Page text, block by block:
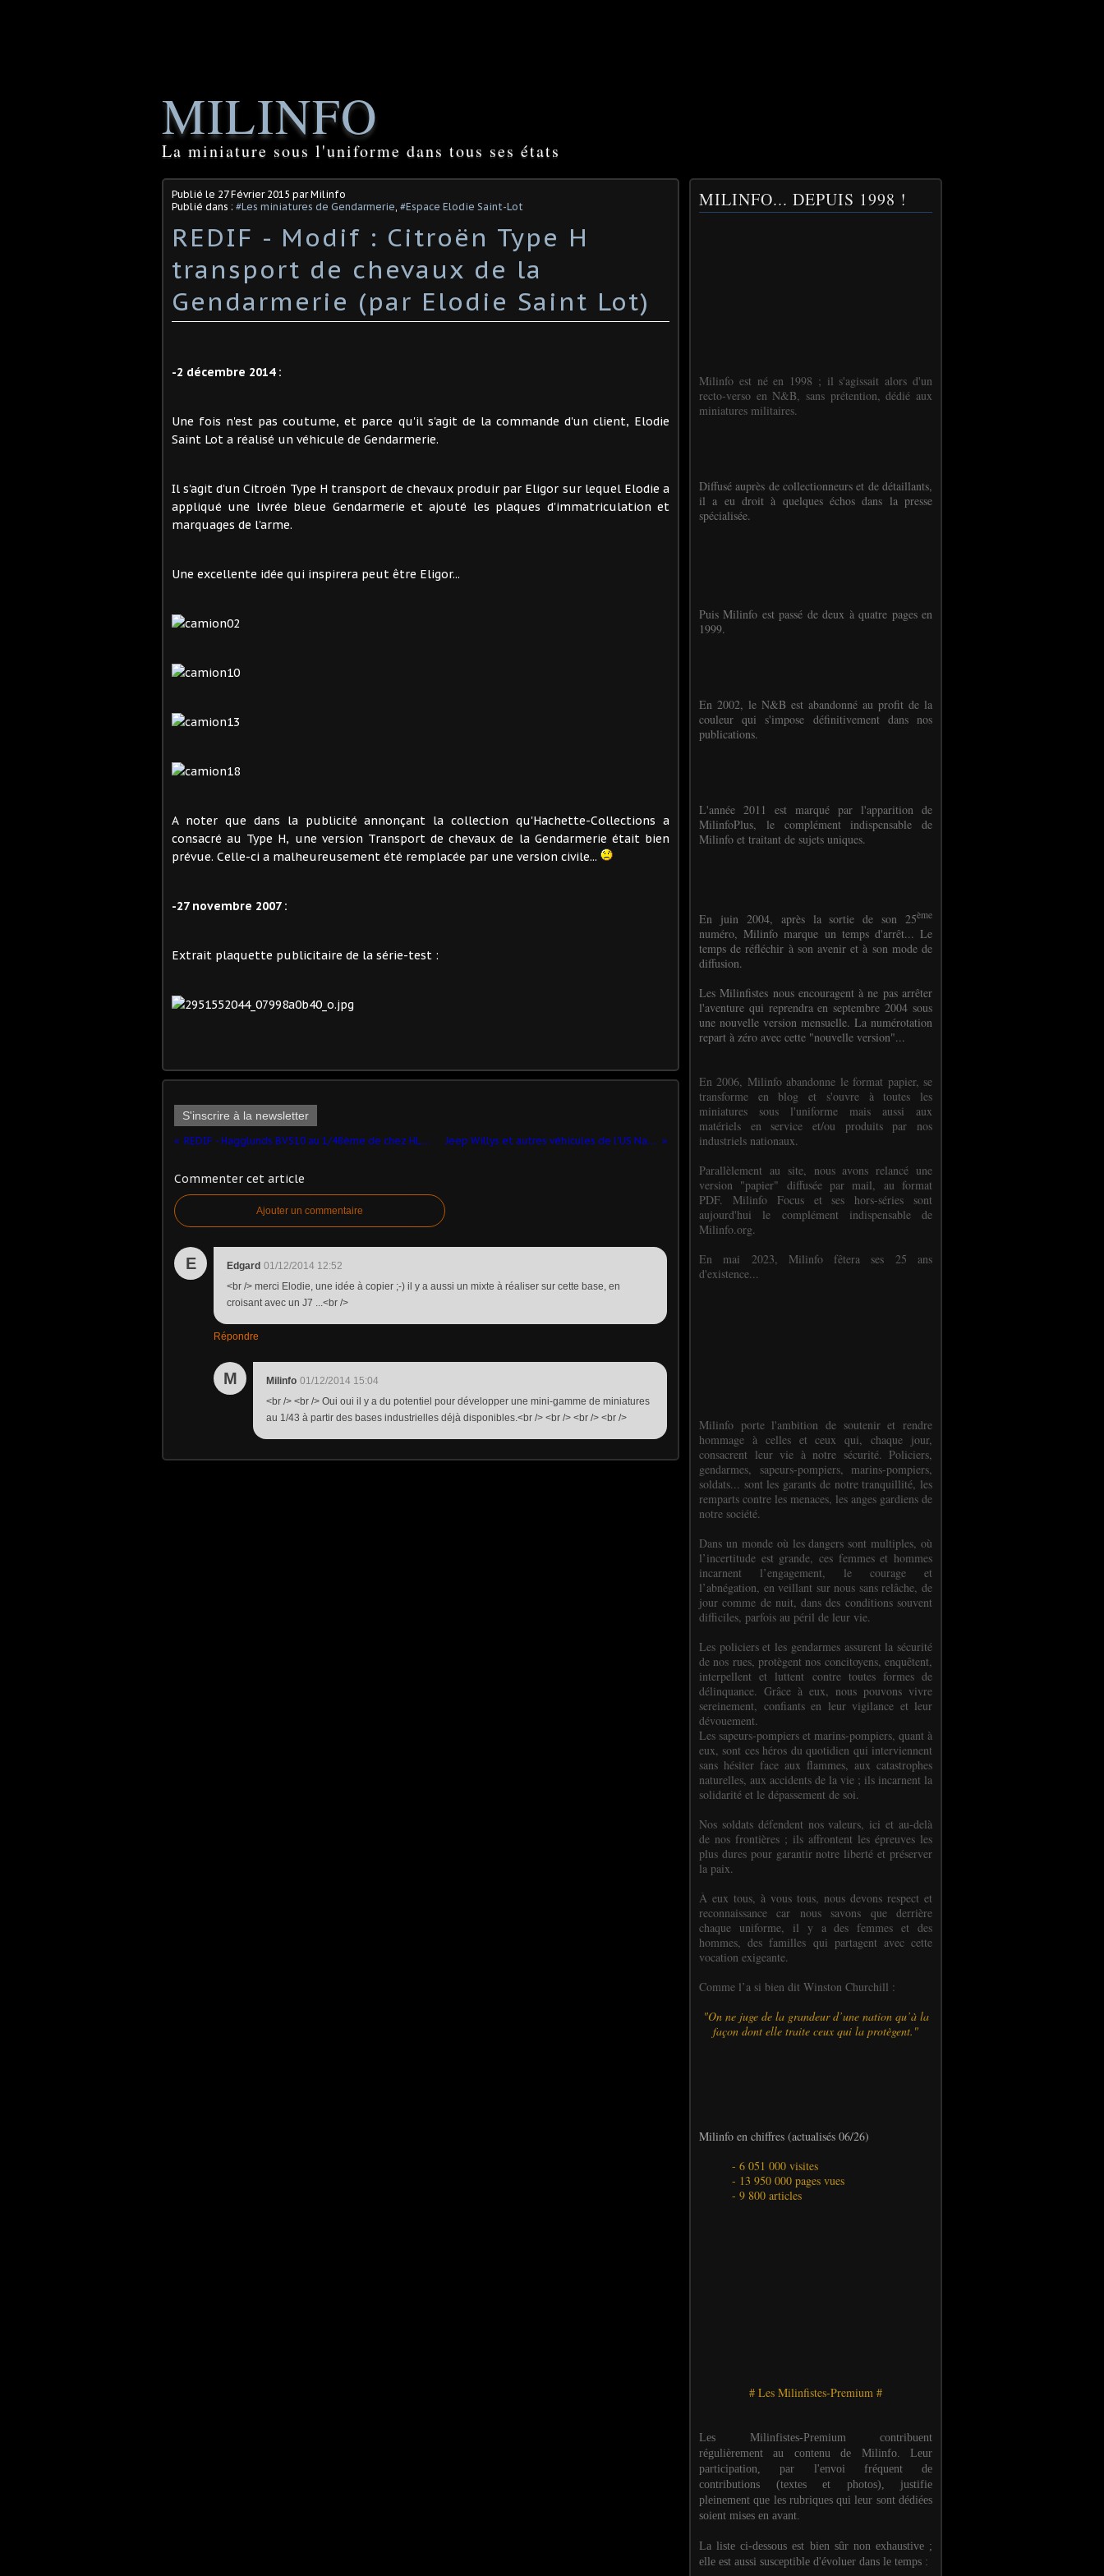
MILINFO
La miniature sous l'uniforme dans tous ses états
Publié le 27 Février 2015 par Milinfo
Publié dans : #Les miniatures de Gendarmerie, #Espace Elodie Saint-Lot
REDIF - Modif : Citroën Type H
transport de chevaux de la
Gendarmerie (par Elodie Saint Lot)
-2 décembre 2014 :
Une fois n'est pas coutume, et parce qu'il s'agit de la commande d'un client, Elodie
Saint Lot a réalisé un véhicule de Gendarmerie.
Il s'agit d'un Citroën Type H transport de chevaux produir par Eligor sur lequel Elodie a
appliqué une livrée bleue Gendarmerie et ajouté les plaques d'immatriculation et
marquages de l'arme.
Une excellente idée qui inspirera peut être Eligor...
A noter que dans la publicité annonçant la collection qu'Hachette-Collections a
consacré au Type H, une version Transport de chevaux de la Gendarmerie était bien
prévue. Celle-ci a malheureusement été remplacée par une version civile...
-27 novembre 2007 :
Extrait plaquette publicitaire de la série-test :
S'inscrire à la newsletter
REDIF - Hagglunds BVS10 au 1/48ème de chez HLBS (par Elodie Saint Lot et Yves) Jeep Willys et autres véhicules de l'US Navy au 1/48ème (par Robert)
Commenter cet article
Ajouter un commentaire
E Edgard 01/12/2014 12:52
<br /> merci Elodie, une idée à copier ;-) il y a aussi un mixte à réaliser sur cette base, en
croisant avec un J7 ...<br />
Répondre
M Milinfo 01/12/2014 15:04
<br /> <br /> Oui oui il y a du potentiel pour développer une mini-gamme de miniatures
au 1/43 à partir des bases industrielles déjà disponibles.<br /> <br /> <br /> <br />
MILINFO... DEPUIS 1998 !
Milinfo est né en 1998 ; il s'agissait alors d'un
recto-verso en N&B, sans prétention, dédié aux
miniatures militaires.
Diffusé auprès de collectionneurs et de détaillants,
il a eu droit à quelques échos dans la presse
spécialisée.
Puis Milinfo est passé de deux à quatre pages en
1999.
En 2002, le N&B est abandonné au profit de la
couleur qui s'impose définitivement dans nos
publications.
L'année 2011 est marqué par l'apparition de
MilinfoPlus, le complément indispensable de
Milinfo et traitant de sujets uniques.
En juin 2004, après la sortie de son 25ème
numéro, Milinfo marque un temps d'arrêt... Le
temps de réfléchir à son avenir et à son mode de
diffusion.
Les Milinfistes nous encouragent à ne pas arrêter
l'aventure qui reprendra en septembre 2004 sous
une nouvelle version mensuelle. La numérotation
repart à zéro avec cette "nouvelle version"...
En 2006, Milinfo abandonne le format papier, se
transforme en blog et s'ouvre à toutes les
miniatures sous l'uniforme mais aussi aux
matériels en service et/ou produits par nos
industriels nationaux.
Parallèlement au site, nous avons relancé une
version "papier" diffusée par mail, au format
PDF. Milinfo Focus et ses hors-séries sont
aujourd'hui le complément indispensable de
Milinfo.org.
En mai 2023, Milinfo fêtera ses 25 ans
d'existence...
Milinfo porte l'ambition de soutenir et rendre
hommage à celles et ceux qui, chaque jour,
consacrent leur vie à notre sécurité. Policiers,
gendarmes, sapeurs-pompiers, marins-pompiers,
soldats... sont les garants de notre tranquillité, les
remparts contre les menaces, les anges gardiens de
notre société.
Dans un monde où les dangers sont multiples, où
l’incertitude est grande, ces femmes et hommes
incarnent l’engagement, le courage et
l’abnégation, en veillant sur nous sans relâche, de
jour comme de nuit, dans des conditions souvent
difficiles, parfois au péril de leur vie.
Les policiers et les gendarmes assurent la sécurité
de nos rues, protègent nos concitoyens, enquêtent,
interpellent et luttent contre toutes formes de
délinquance. Grâce à eux, nous pouvons vivre
sereinement, confiants en leur vigilance et leur
dévouement.
Les sapeurs-pompiers et marins-pompiers, quant à
eux, sont ces héros du quotidien qui interviennent
sans hésiter face aux flammes, aux catastrophes
naturelles, aux accidents de la vie ; ils incarnent la
solidarité et le dépassement de soi.
Nos soldats défendent nos valeurs, ici et au-delà
de nos frontières ; ils affrontent les épreuves les
plus dures pour garantir notre liberté et préserver
la paix.
À eux tous, à vous tous, nous devons respect et
reconnaissance car nous savons que derrière
chaque uniforme, il y a des femmes et des
hommes, des familles qui partagent avec cette
vocation exigeante.
Comme l’a si bien dit Winston Churchill :
"On ne juge de la grandeur d’une nation qu’à la
façon dont elle traite ceux qui la protègent."
Milinfo en chiffres (actualisés 06/26)
- 6 051 000 visites
- 13 950 000 pages vues
- 9 800 articles
# Les Milinfistes-Premium #
Les Milinfistes-Premium contribuent
régulièrement au contenu de Milinfo. Leur
participation, par l'envoi fréquent de
contributions (textes et photos), justifie
pleinement que les rubriques qui leur sont dédiées
soient mises en avant.
La liste ci-dessous est bien sûr non exhaustive ;
elle est aussi susceptible d'évoluer dans le temps :